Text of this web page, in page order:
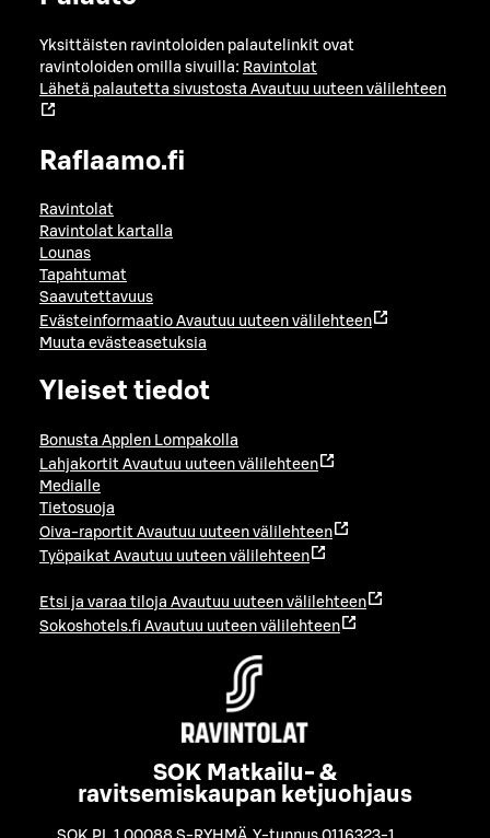
Yksittäisten ravintoloiden palautelinkit ovat
ravintoloiden omilla sivuilla: Ravintolat
Lähetä palautetta sivustosta Avautuu uuteen välilehteen
Raflaamo.fi
Ravintolat
Ravintolat kartalla
Lounas
Tapahtumat
Saavutettavuus
Evästeinformaatio Avautuu uuteen välilehteen
Muuta evästeasetuksia
Yleiset tiedot
Bonusta Applen Lompakolla
Lahjakortit Avautuu uuteen välilehteen
Medialle
Tietosuoja
Oiva-raportit Avautuu uuteen välilehteen
Työpaikat Avautuu uuteen välilehteen
Etsi ja varaa tiloja Avautuu uuteen välilehteen
Sokoshotels.fi Avautuu uuteen välilehteen
SOK Matkailu- &
ravitsemiskaupan ketjuohjaus